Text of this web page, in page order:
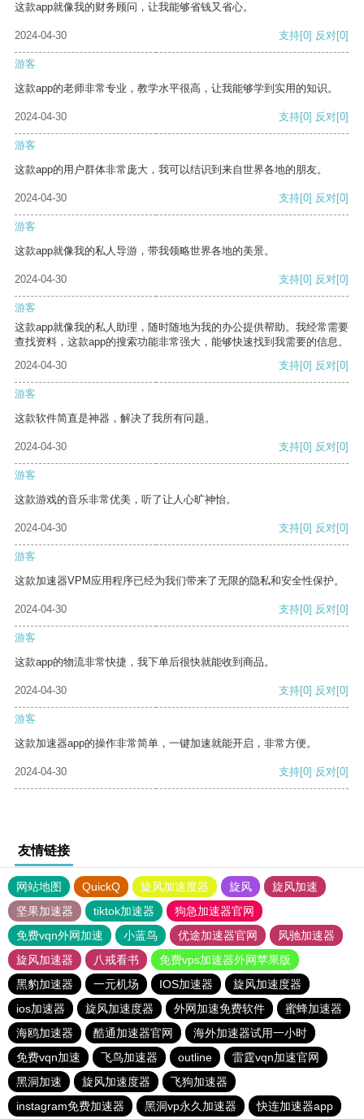
这款app就像我的财务顾问，让我能够省钱又省心。
2024-04-30 支持[0] 反对[0]
游客
这款app的老师非常专业，教学水平很高，让我能够学到实用的知识。
2024-04-30 支持[0] 反对[0]
游客
这款app的用户群体非常庞大，我可以结识到来自世界各地的朋友。
2024-04-30 支持[0] 反对[0]
游客
这款app就像我的私人导游，带我领略世界各地的美景。
2024-04-30 支持[0] 反对[0]
游客
这款app就像我的私人助理，随时随地为我的办公提供帮助。我经常需要
查找资料，这款app的搜索功能非常强大，能够快速找到我需要的信息。
2024-04-30
支持[0] 反对[0]
游客
这款软件简直是神器，解决了我所有问题。
2024-04-30 支持[0] 反对[0]
游客
这款游戏的音乐非常优美，听了让人心旷神怡。
2024-04-30 支持[0] 反对[0]
游客
这款加速器VPM应用程序已经为我们带来了无限的隐私和安全性保护。
2024-04-30 支持[0] 反对[0]
游客
这款app的物流非常快捷，我下单后很快就能收到商品。
2024-04-30 支持[0] 反对[0]
游客
这款加速器app的操作非常简单，一键加速就能开启，非常方便。
2024-04-30 支持[0] 反对[0]
友情链接
网站地图 QuickQ 旋风加速度器 旋风
旋风加速
坚果加速器
tiktok加速器
狗急加速器官网
免费vqn外网加速
小蓝鸟 优途加速器官网
风驰加速器
旋风加速器
八戒看书
免费vps加速器外网苹果版
黑豹加速器
一元机场 IOS加速器
旋风加速度器
ios加速器
旋风加速度器 外网加速免费软件
蜜蜂加速器
海鸥加速器
酷通加速器官网
海外加速器试用一小时
免费vqn加速
飞鸟加速器 outline
雷霆vqn加速官网
黑洞加速
旋风加速度器
飞狗加速器
instagram免费加速器
黑洞vp永久加速器 快连加速器app